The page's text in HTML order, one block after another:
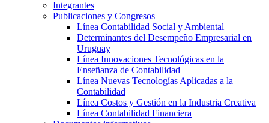
Integrantes
Publicaciones y Congresos
Línea Contabilidad Social y Ambiental
Determinantes del Desempeño Empresarial en
Uruguay
Línea Innovaciones Tecnológicas en la
Enseñanza de Contabilidad
Línea Nuevas Tecnologías Aplicadas a la
Contabilidad
Línea Costos y Gestión en la Industria Creativa
Línea Contabilidad Financiera